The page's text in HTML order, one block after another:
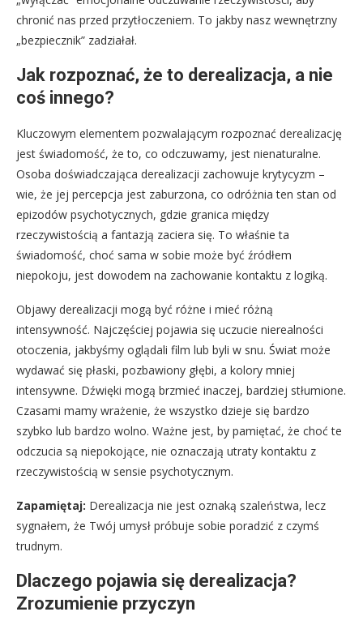
chronić nas przed przytłoczeniem. To jakby nasz wewnętrzny
„bezpiecznik” zadziałał.
Jak rozpoznać, że to derealizacja, a nie
coś innego?
Kluczowym elementem pozwalającym rozpoznać derealizację
jest świadomość, że to, co odczuwamy, jest nienaturalne.
Osoba doświadczająca derealizacji zachowuje krytycyzm –
wie, że jej percepcja jest zaburzona, co odróżnia ten stan od
epizodów psychotycznych, gdzie granica między
rzeczywistością a fantazją zaciera się. To właśnie ta
świadomość, choć sama w sobie może być źródłem
niepokoju, jest dowodem na zachowanie kontaktu z logiką.
Objawy derealizacji mogą być różne i mieć różną
intensywność. Najczęściej pojawia się uczucie nierealności
otoczenia, jakbyśmy oglądali film lub byli w snu. Świat może
wydawać się płaski, pozbawiony głębi, a kolory mniej
intensywne. Dźwięki mogą brzmieć inaczej, bardziej stłumione.
Czasami mamy wrażenie, że wszystko dzieje się bardzo
szybko lub bardzo wolno. Ważne jest, by pamiętać, że choć te
odczucia są niepokojące, nie oznaczają utraty kontaktu z
rzeczywistością w sensie psychotycznym.
Zapamiętaj: Derealizacja nie jest oznaką szaleństwa, lecz
sygnałem, że Twój umysł próbuje sobie poradzić z czymś
trudnym.
Dlaczego pojawia się derealizacja?
Zrozumienie przyczyn